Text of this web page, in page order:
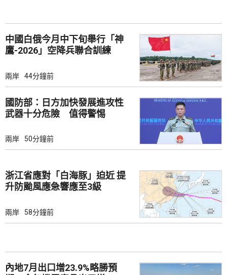
中國白俄今月中下旬舉行「神
鷹-2026」空降兵聯合訓練
兩岸 44分鐘前
國防部：日方加快發展進攻性
武器十分危險 值得警惕
兩岸 50分鐘前
浙江省應對「白海豚」迫近 提
升防颱風應急響應至3級
兩岸 58分鐘前
內地7月出口增23.9%略勝預